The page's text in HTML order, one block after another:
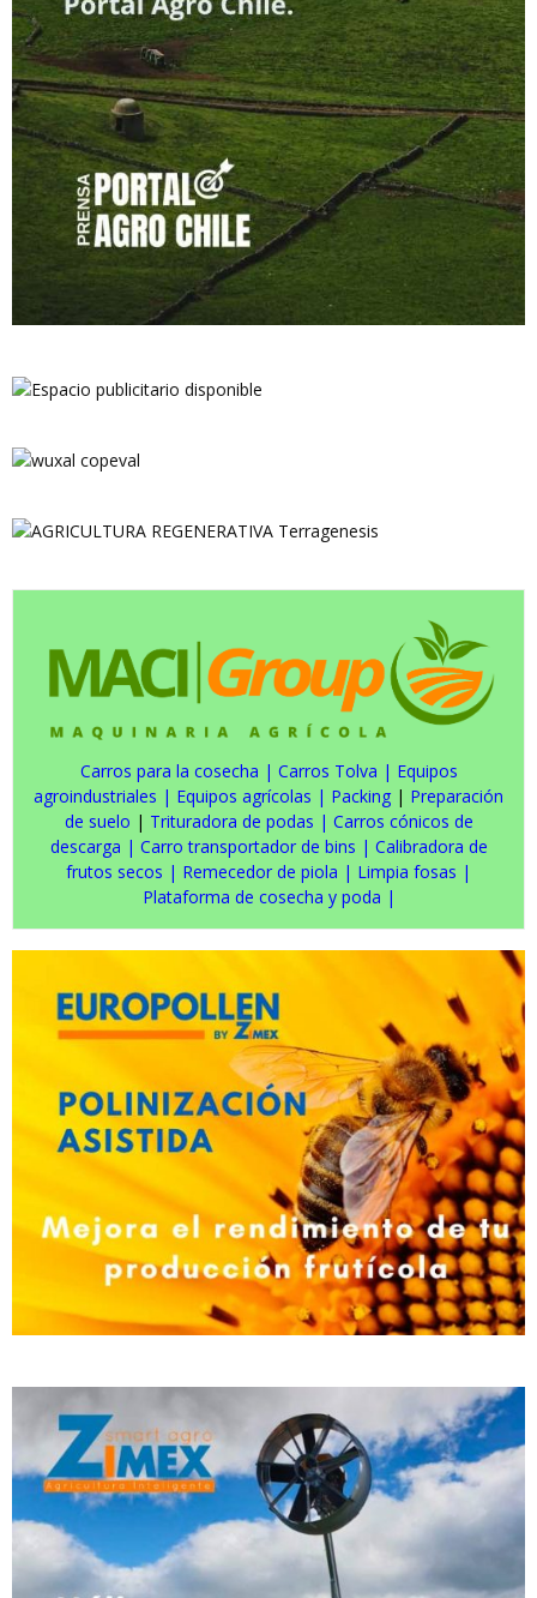
Carros para la cosecha | Carros Tolva | Equipos
agroindustriales | Equipos agrícolas | Packing | Preparación
de suelo | Trituradora de podas | Carros cónicos de
descarga | Carro transportador de bins | Calibradora de
frutos secos | Remecedor de piola | Limpia fosas |
Plataforma de cosecha y poda |